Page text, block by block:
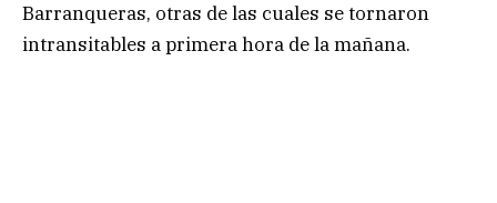
Barranqueras, otras de las cuales se tornaron
intransitables a primera hora de la mañana.